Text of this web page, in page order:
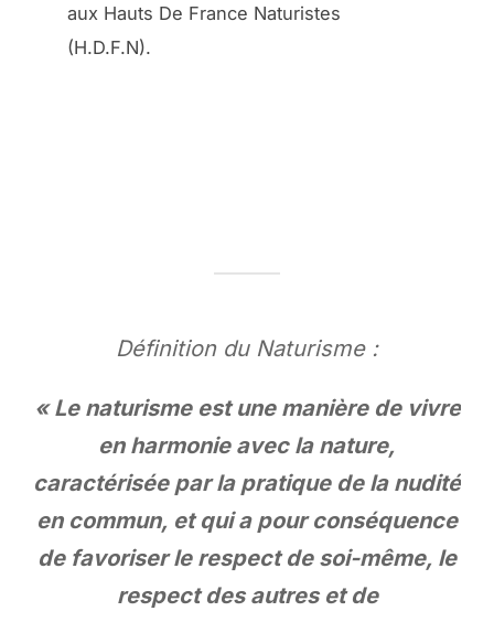
aux Hauts De France Naturistes
(H.D.F.N).
Définition du Naturisme :
« Le naturisme est une manière de vivre
en harmonie avec la nature,
caractérisée par la pratique de la nudité
en commun, et qui a pour conséquence
de favoriser le respect de soi-même, le
respect des autres et de